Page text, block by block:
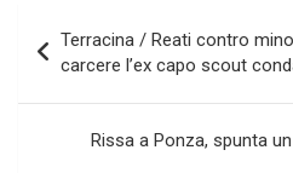
articoli
Terracina / Reati contro
carcere l’ex capo scout
Rissa a Ponza, spunta